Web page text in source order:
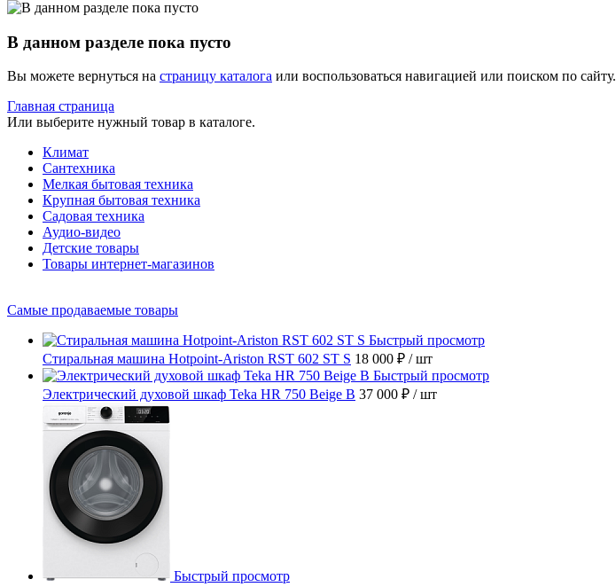
В данном разделе пока пусто
Вы можете вернуться на страницу каталога или воспользоваться навигацией или поиском по сайту.
Главная страница
Или выберите нужный товар в каталоге.
Климат
Сантехника
Мелкая бытовая техника
Крупная бытовая техника
Садовая техника
Аудио-видео
Детские товары
Товары интернет-магазинов
Самые продаваемые товары
Быстрый просмотр
Стиральная машина Hotpoint-Ariston RST 602 ST S 18 000 ₽ / шт
Быстрый просмотр
Электрический духовой шкаф Teka HR 750 Beige B 37 000 ₽ / шт
Быстрый просмотр